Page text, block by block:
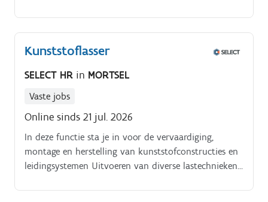
Kunststoflasser
SELECT HR in MORTSEL
Vaste jobs
Online sinds 21 jul. 2026
In deze functie sta je in voor de vervaardiging,
montage en herstelling van kunststofconstructies en
leidingsystemen Uitvoeren van diverse lastechnieken
warmgaslassen. Lezen en correct interpreteren van